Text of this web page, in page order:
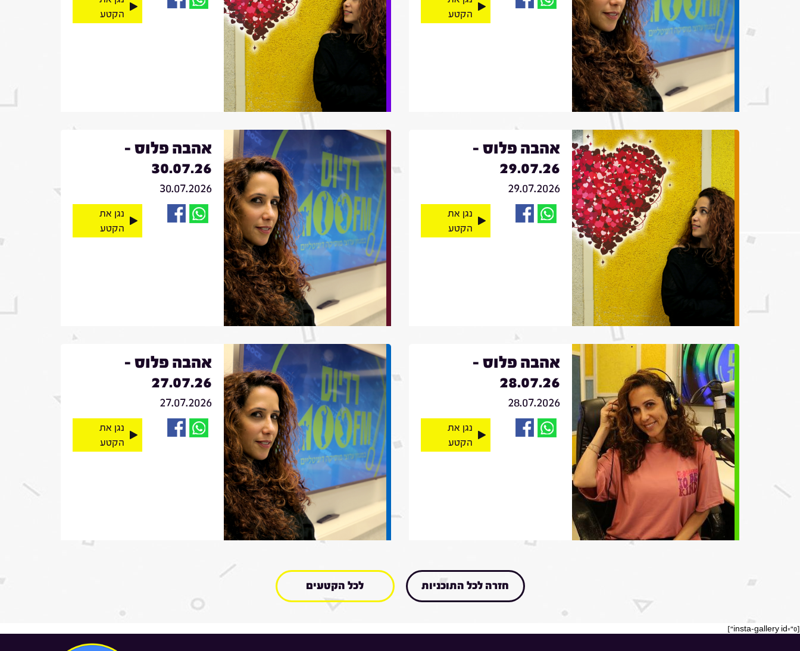
הקטע
הקטע
אהבה פלוס -
29.07.26
29.07.2026
נגן את
הקטע
אהבה פלוס -
30.07.26
30.07.2026
נגן את
הקטע
אהבה פלוס -
28.07.26
28.07.2026
נגן את
הקטע
אהבה פלוס -
27.07.26
27.07.2026
נגן את
הקטע
חזרה לכל התוכניות לכל הקטעים
[insta-gallery id="0"]